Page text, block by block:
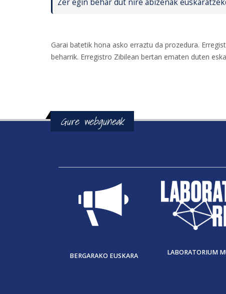
Zer egin behar dut nire abizenak
Garai batetik hona asko erraztu da prozedura.
beharrik. Erregistro Zibilean bertan ematen duten
Gure webguneak
BERGARAKO EUSKARA LABORATORIUM